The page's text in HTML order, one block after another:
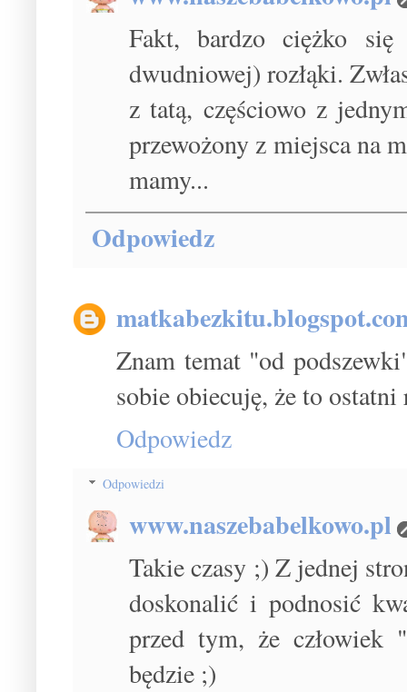
Fakt, bardzo ciężko
dwudniowej) rozłąki.
z tatą, częściowo z
przewożony z miejsca na
mamy...
Odpowiedz
Znam temat "od
sobie obiecuję, że to ostatni
Odpowiedz
Odpowiedzi
www.naszebabelkowo.pl
Takie czasy ;) Z jednej
doskonalić i podnosić
przed tym, że człowiek
będzie ;)